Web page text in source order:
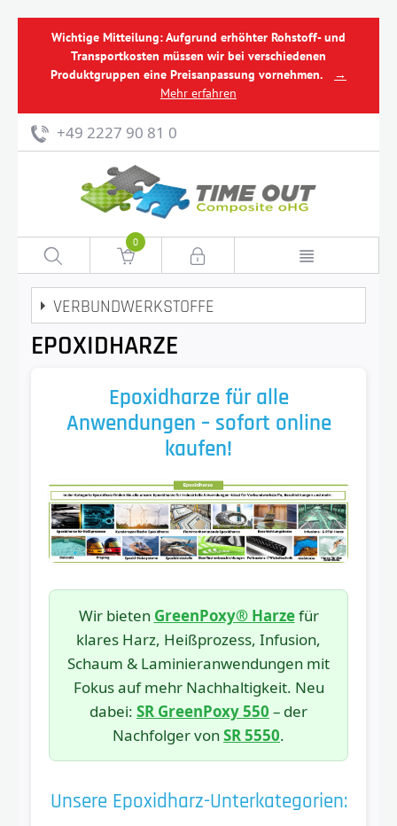
Wichtige Mitteilung: Aufgrund erhöhter Rohstoff- und
Transportkosten müssen wir bei verschiedenen
Produktgruppen eine Preisanpassung vornehmen.
→
Mehr erfahren
+49 2227 90 81 0
0
VERBUNDWERKSTOFFE
EPOXIDHARZE
Epoxidharze für alle
Anwendungen – sofort online
kaufen!
Wir bieten GreenPoxy® Harzefür
klares Harz, Heißprozess, Infusion,
Schaum & Laminieranwendungen mit
Fokus auf mehr Nachhaltigkeit. Neu
dabei: SR GreenPoxy 550 – der
Nachfolger von SR 5550.
Unsere Epoxidharz-Unterkategorien: